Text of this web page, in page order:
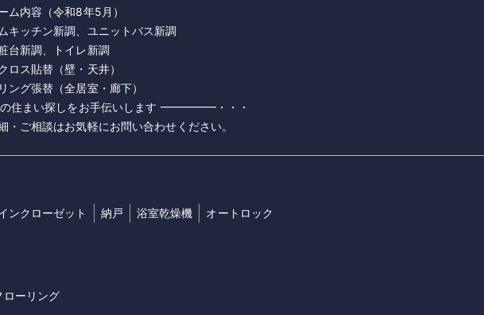
ム内容（令和8年5月）
キッチン新調、ユニットバス新調
台新調、トイレ新調
ロス貼替（壁・天井）
ング張替（全居室・廊下）
住まい探しをお手伝いします ━━━━━・・・
・ご相談はお気軽にお問い合わせください。
ンクローゼット 納戸 浴室乾燥機 オートロック
ローリング